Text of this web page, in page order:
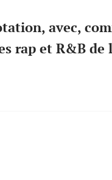
avec,
rap et R&B de